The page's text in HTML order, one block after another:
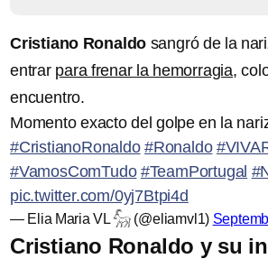
Cristiano Ronaldo sangró de la
entrar para frenar la hemorragia,
encuentro.
Momento exacto del golpe en la
#CristianoRonaldo #Ronaldo
#VamosComTudo #TeamPortugal
pic.twitter.com/0yj7Btpi4d
— Elia Maria VL 𓃵 (@eliamvl1)
Cristiano Ronaldo y su